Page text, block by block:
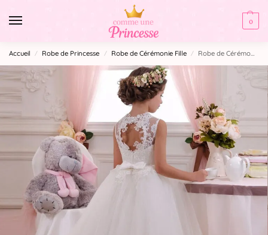
0
Accueil / Robe de Princesse / Robe de Cérémonie Fille​ / Robe de Cérémonie princesse